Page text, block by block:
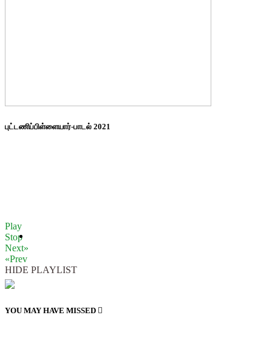
புட்டணிப்பிள்ளையார்-பாடல் 2021
Play
Stop
Next»
«Prev
HIDE PLAYLIST
YOU MAY HAVE MISSED